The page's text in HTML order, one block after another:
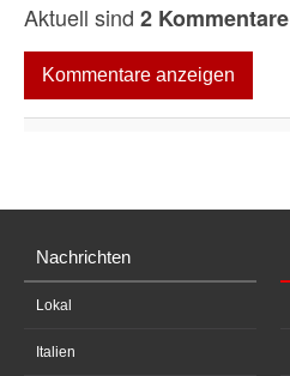
Aktuell sind 2 Kommentare
Kommentare anzeigen
Nachrichten
Lokal
Italien